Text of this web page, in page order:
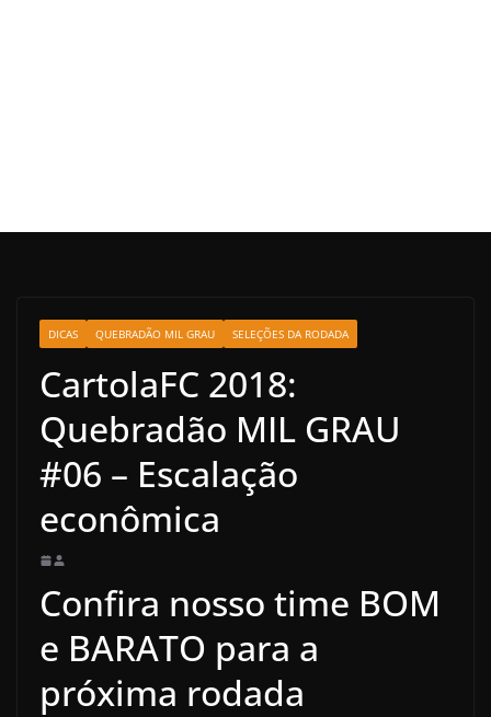
DICAS QUEBRADÃO MIL GRAU SELEÇÕES DA RODADA
CartolaFC 2018:
Quebradão MIL GRAU
#06 – Escalação
econômica
Confira nosso time BOM
e BARATO para a
próxima rodada